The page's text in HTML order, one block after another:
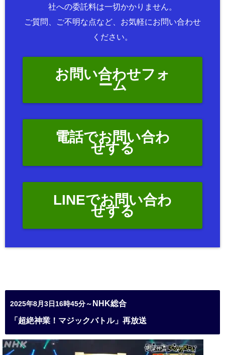
社への委託料は一切かかりません。
ご質問、ご不明な点など、お気軽にお問い合わせ
ください。
お問い合わせフォ
ーム
電話でお問い合わ
せする
LINEでお問い合わ
せする
2025年8月3日16時45分～ NHK総合
「超絶神業！マジックバトル」再放送